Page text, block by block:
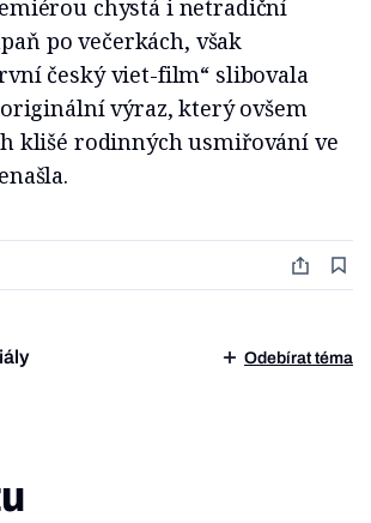
chystá i netradiční
po večerkách, však
český viet-film“ slibovala
výraz, který ovšem
klišé rodinných usmiřování ve
Odebírat téma